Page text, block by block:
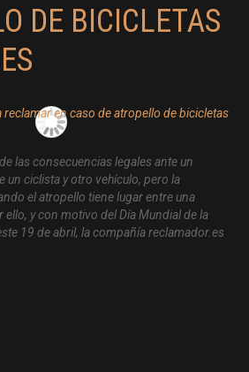
DE BICICLETAS
las consecuencias legales ante un
un ciclista y otro vehículo, pero la
el atropello tiene lugar entre una
ello, y con motivo del Día Mundial de la
19 de abril, la compañía reclamador.es